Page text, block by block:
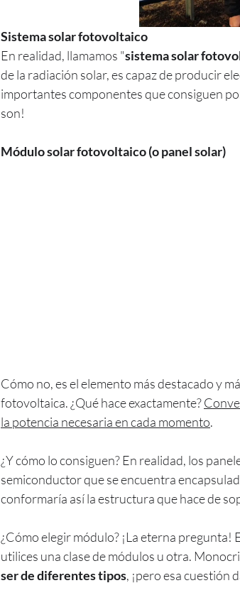
Sistema solar fotovoltaico
En realidad, llamamos "sistema solar
de la radiación solar, es capaz de producir
importantes componentes que consiguen
son!
Módulo solar fotovoltaico (o panel solar)
Cómo no, es el elemento más destacado y
fotovoltaica. ¿Qué hace exactamente?
la potencia necesaria en cada momento.
¿Y cómo lo consiguen? En realidad, los
semiconductor que se encuentra
conformaría así la estructura que hace de
¿Cómo elegir módulo? ¡La eterna
utilices una clase de módulos u otra.
ser de diferentes tipos, ¡pero esa cuestión